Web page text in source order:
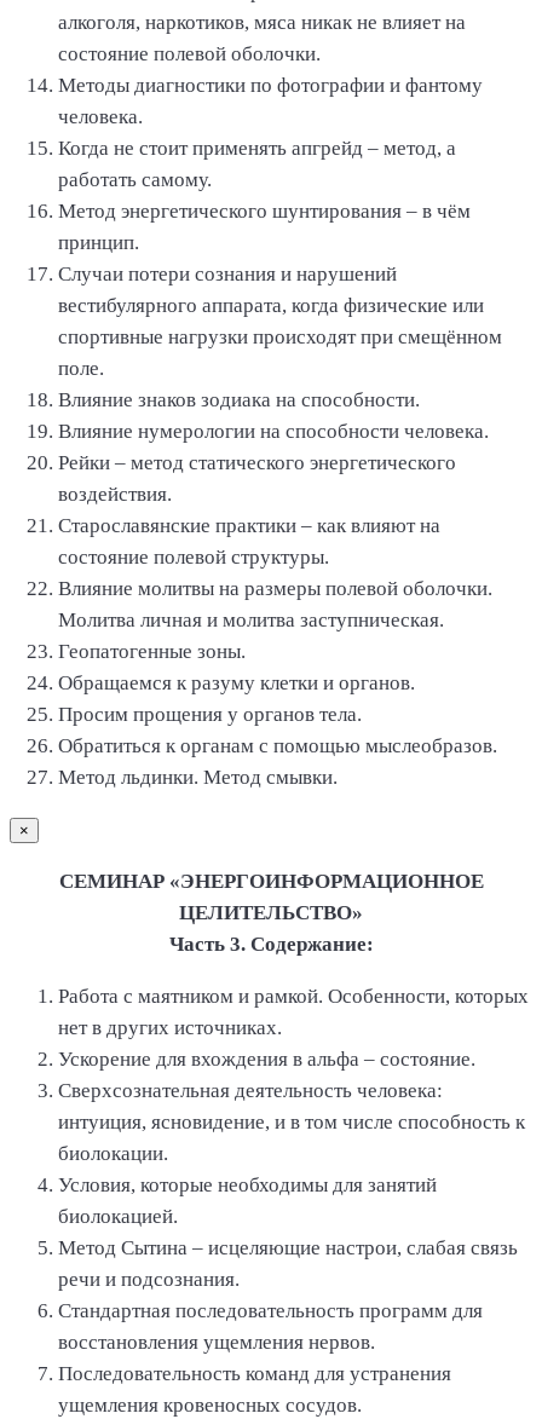
алкоголя, наркотиков, мяса никак не влияет на
состояние полевой оболочки.
Методы диагностики по фотографии и фантому
человека.
Когда не стоит применять апгрейд – метод, а
работать самому.
Метод энергетического шунтирования – в чём
принцип.
Случаи потери сознания и нарушений
вестибулярного аппарата, когда физические или
спортивные нагрузки происходят при смещённом
поле.
Влияние знаков зодиака на способности.
Влияние нумерологии на способности человека.
Рейки – метод статического энергетического
воздействия.
Старославянские практики – как влияют на
состояние полевой структуры.
Влияние молитвы на размеры полевой оболочки.
Молитва личная и молитва заступническая.
Геопатогенные зоны.
Обращаемся к разуму клетки и органов.
Просим прощения у органов тела.
Обратиться к органам с помощью мыслеобразов.
Метод льдинки. Метод смывки.
×
СЕМИНАР «ЭНЕРГОИНФОРМАЦИОННОЕ
ЦЕЛИТЕЛЬСТВО»
Часть 3. Содержание:
Работа с маятником и рамкой. Особенности, которых
нет в других источниках.
Ускорение для вхождения в альфа – состояние.
Сверхсознательная деятельность человека:
интуиция, ясновидение, и в том числе способность к
биолокации.
Условия, которые необходимы для занятий
биолокацией.
Метод Сытина – исцеляющие настрои, слабая связь
речи и подсознания.
Стандартная последовательность программ для
восстановления ущемления нервов.
Последовательность команд для устранения
ущемления кровеносных сосудов.